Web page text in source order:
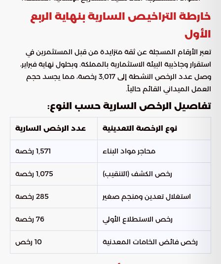
خارطة التراخيص السارية بنهاية الربع
الأول
تعبر الأرقام المسجلة عن ثقة متزايدة من قبل المستثمرين في
استقرار وجاذبية البيئة الاستثمارية بالمملكة. وبحلول نهاية فبراير،
وصل عدد الرخص النشطة إلى 3,017 رخصة، مما يجسد حجم
العمل الميداني القائم حالياً.
تفاصيل الرخص السارية حسب النوع:
نوع الرخصة التعدينية عدد الرخص السارية
محاجر مواد البناء 1,571 رخصة
رخص الكشف (التنقيب) 1,075 رخصة
استغلال تعدين ومنجم صغير 285 رخصة
رخص الاستطلاع الأولي 76 رخصة
رخص فائض الخامات المعدنية 10 رخص